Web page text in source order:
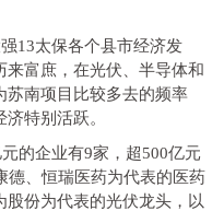
13太保各个县市经济发
富庶，在光伏、半导体和
苏南项目比较多去的频率
特别活跃。
的企业有9家，超500亿元
德、恒瑞医药为代表的医药
份为代表的光伏龙头，以